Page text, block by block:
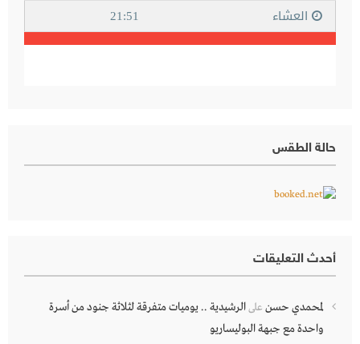
حالة الطقس
أحدث التعليقات
لمحمدي حسن علىالرشيدية .. يوميات متفرقة لثلاثة جنود من أسرة
واحدة مع جبهة البوليساريو